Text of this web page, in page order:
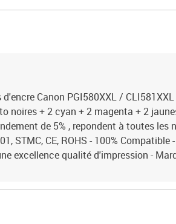
Canon PGI580XXL / CLI581XXL
noires + 2 cyan + 2 magenta + 2
de 5% , repondent à toutes les
STMC, CE, ROHS - 100% Compatible
excellence qualité d'impression -